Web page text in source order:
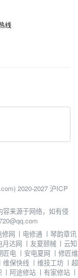
线
2020-2027 沪ICP
来源于网络，如有侵
修网 丨 电修通 丨琴韵章讯
月达网 丨 友夏颐械 丨云知
匠电 丨 安电夏网 丨 修匠维
丨维保快线 丨维技工坊 丨 超
丨 阿途修站 丨 有家修站 丨